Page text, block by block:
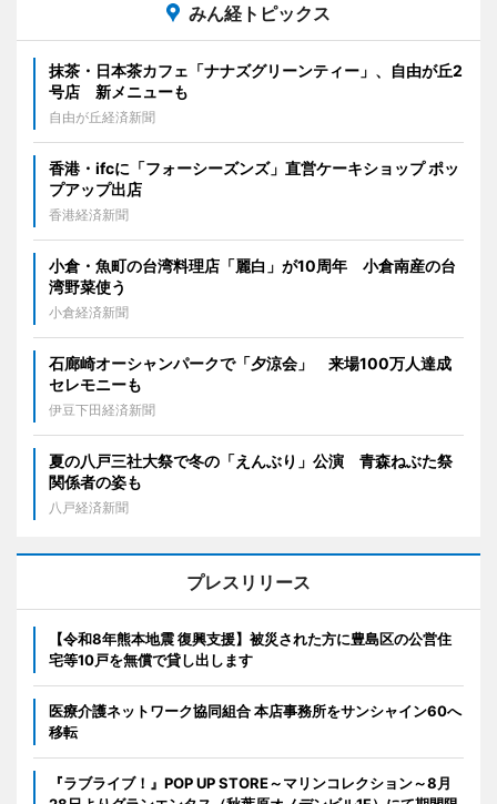
みん経トピックス
抹茶・日本茶カフェ「ナナズグリーンティー」、自由が丘2
号店 新メニューも
自由が丘経済新聞
香港・ifcに「フォーシーズンズ」直営ケーキショップ ポッ
プアップ出店
香港経済新聞
小倉・魚町の台湾料理店「麗白」が10周年 小倉南産の台
湾野菜使う
小倉経済新聞
石廊崎オーシャンパークで「夕涼会」 来場100万人達成
セレモニーも
伊豆下田経済新聞
夏の八戸三社大祭で冬の「えんぶり」公演 青森ねぶた祭
関係者の姿も
八戸経済新聞
プレスリリース
【令和8年熊本地震 復興支援】被災された方に豊島区の公営住
宅等10戸を無償で貸し出します
医療介護ネットワーク協同組合 本店事務所をサンシャイン60へ
移転
『ラブライブ！』POP UP STORE～マリンコレクション～8月